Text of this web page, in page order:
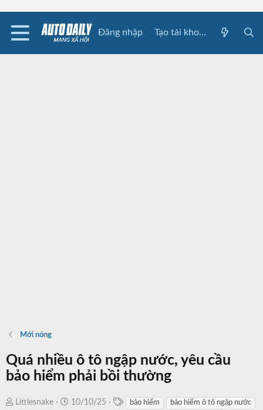
Đăng nhập Tạo tài khoản
Mới nóng
Quá nhiều ô tô ngập nước, yêu cầu
bảo hiểm phải bồi thường
T
Littlesnake
N
10/10/25 bảo hiểm
bảo hiểm ô tô ngập nước